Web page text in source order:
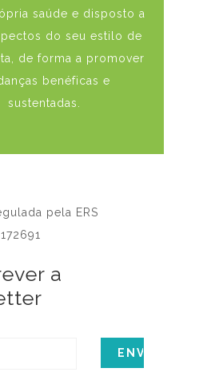
saúde e disposto a
do seu estilo de
de forma a promover
benéficas e
sustentadas.
pela ERS
a